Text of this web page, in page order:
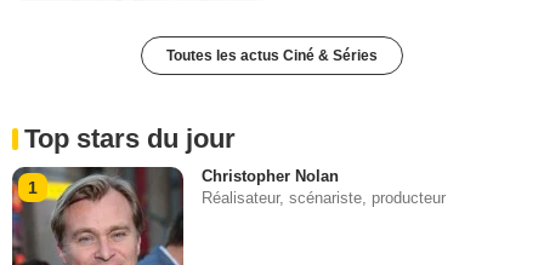
Toutes les actus Ciné & Séries
Top stars du jour
1
Christopher Nolan
Réalisateur, scénariste, producteur